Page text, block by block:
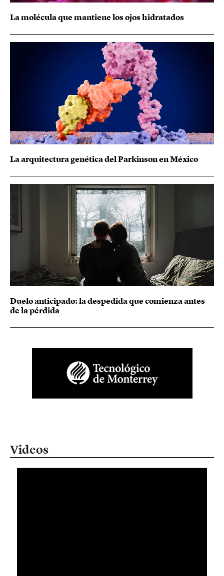
La molécula que mantiene los ojos hidratados
La arquitectura genética del Parkinson en México
Duelo anticipado: la despedida que comienza antes
de la pérdida
Videos